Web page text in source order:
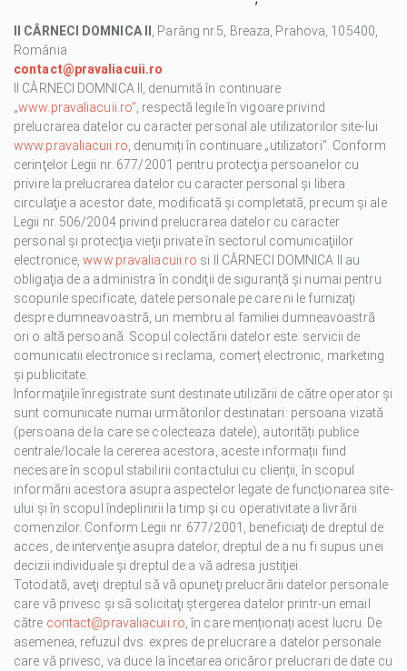
II CÂRNECI DOMNICA II
, Parâng nr.5, Breaza, Prahova, 105400,
România
contact@pravaliacuii.ro
II CÂRNECI DOMNICA II, denumită în continuare
„www.pravaliacuii.ro” , respectă legile în vigoare privind
prelucrarea datelor cu caracter personal ale utilizatorilor site-lui
www.pravaliacuii.ro , denumiți în continuare „utilizatori”. Conform
cerinţelor Legii nr. 677/2001 pentru protecţia persoanelor cu
privire la prelucrarea datelor cu caracter personal şi libera
circulaţie a acestor date, modificată şi completată, precum şi ale
Legii nr. 506/2004 privind prelucrarea datelor cu caracter
personal şi protecţia vieţii private în sectorul comunicaţiilor
electronice,www.pravaliacuii.ro si II CÂRNECI DOMNICA II au
obligaţia de a administra în condiţii de siguranţă şi numai pentru
scopurile specificate, datele personale pe care ni le furnizaţi
despre dumneavoastră, un membru al familiei dumneavoastră
ori o altă persoană. Scopul colectării datelor este: servicii de
comunicatii electronice si reclama, comerț electronic, marketing
și publicitate.
Informaţiile înregistrate sunt destinate utilizării de către operator şi
sunt comunicate numai următorilor destinatari: persoana vizată
(persoana de la care se colecteaza datele), autorități publice
centrale/locale la cererea acestora, aceste informații fiind
necesare în scopul stabilirii contactului cu clienții, în scopul
informării acestora asupra aspectelor legate de funcționarea site-
ului și în scopul îndeplinirii la timp și cu operativitate a livrării
comenzilor. Conform Legii nr. 677/2001, beneficiaţi de dreptul de
acces, de intervenţie asupra datelor, dreptul de a nu fi supus unei
decizii individuale şi dreptul de a vă adresa justiţiei.
Totodată, aveţi dreptul să vă opuneţi prelucrării datelor personale
care vă privesc şi să solicitaţi ştergerea datelor printr-un email
către contact@pravaliacuii.ro , în care menționați acest lucru. De
asemenea, refuzul dvs. expres de prelucrare a datelor personale
care vă privesc, va duce la încetarea oricăror prelucrari de date cu